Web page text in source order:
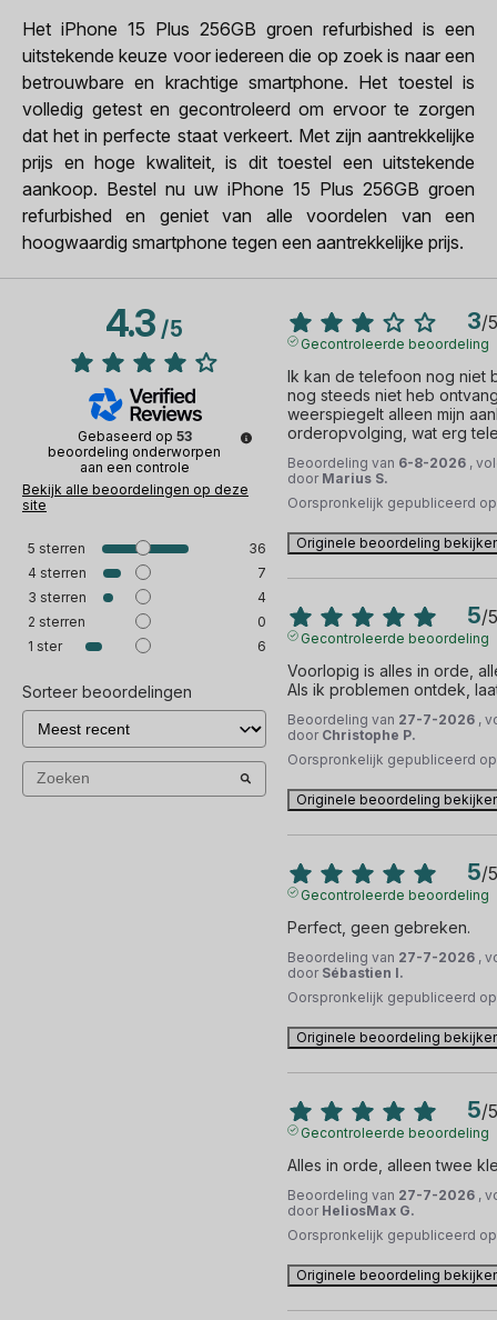
Het iPhone 15 Plus 256GB groen refurbished is een
uitstekende keuze voor iedereen die op zoek is naar een
betrouwbare en krachtige smartphone. Het toestel is
volledig getest en gecontroleerd om ervoor te zorgen
dat het in perfecte staat verkeert. Met zijn aantrekkelijke
prijs en hoge kwaliteit, is dit toestel een uitstekende
aankoop. Bestel nu uw iPhone 15 Plus 256GB groen
refurbished en geniet van alle voordelen van een
hoogwaardig smartphone tegen een aantrekkelijke prijs.
4.3/5
Gebaseerd op 53
beoordeling onderworpen
aan een controle
Bekijk alle beoordelingen op deze
site
5 sterren
36
4 sterren
7
3 sterren
4
2 sterren
0
1 ster 6
Sorteer beoordelingen
3/5
Gecontroleerde beoordeling
Ik kan de telefoon nog niet
nog steeds niet heb
weerspiegelt alleen mijn
orderopvolging, wat erg
Beoordeling van 6-8-2026 ,
door Marius S.
Oorspronkelijk gepubliceerd
Originele beoordeling
5/5
Gecontroleerde beoordeling
Voorlopig is alles in orde,
Als ik problemen ontdek,
Beoordeling van 27-7-2026 ,
door Christophe P.
Oorspronkelijk gepubliceerd
Originele beoordeling
5/5
Gecontroleerde beoordeling
Perfect, geen gebreken.
Beoordeling van 27-7-2026 ,
door Sébastien I.
Oorspronkelijk gepubliceerd
Originele beoordeling
5/5
Gecontroleerde beoordeling
Alles in orde, alleen twee
Beoordeling van 27-7-2026 ,
door HeliosMax G.
Oorspronkelijk gepubliceerd
Originele beoordeling